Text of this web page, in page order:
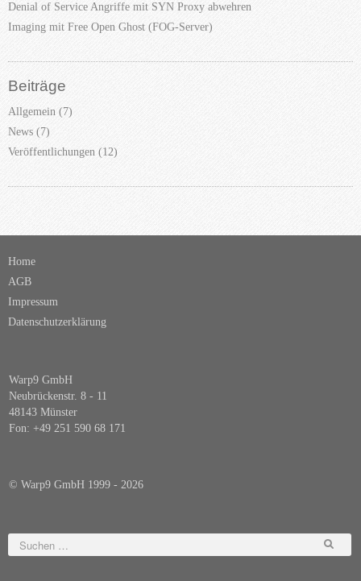
Denial of Service Angriffe mit SYN Proxy abwehren
Imaging mit Free Open Ghost (FOG-Server)
Beiträge
Allgemein (7)
News (7)
Veröffentlichungen (12)
Home
AGB
Impressum
Datenschutzerklärung
Warp9 GmbH
Neubrückenstr. 8 - 11
48143 Münster
Fon: +49 251 590 68 171
© Warp9 GmbH 1999 - 2026